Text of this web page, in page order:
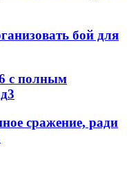
бой для
с полным
3
сражение, ради